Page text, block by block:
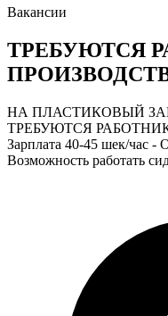
Вакансии
ТРЕБУЮТСЯ
НА ПЛАСТИКОВЫЙ
ТРЕБУЮТСЯ
Зарплата 40-45 шек/час -
Возможность работать